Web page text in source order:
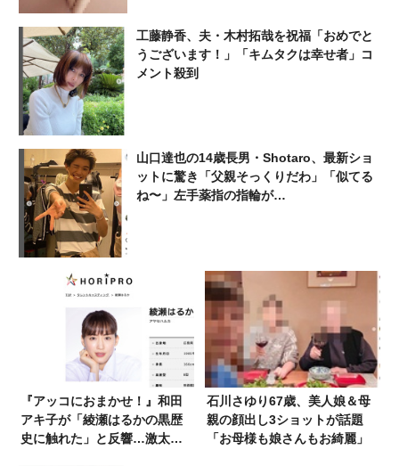
工藤静香、夫・木村拓哉を祝福「おめでと
うございます！」「キムタクは幸せ者」コ
メント殺到
山口達也の14歳長男・Shotaro、最新ショ
ットに驚き「父親そっくりだわ」「似てる
ね〜」左手薬指の指輪が…
『アッコにおまかせ！』和田
アキ子が「綾瀬はるかの黒歴
史に触れた」と反響…激太
石川さゆり67歳、美人娘＆母
親の顔出し3ショットが話題
「お母様も娘さんもお綺麗」